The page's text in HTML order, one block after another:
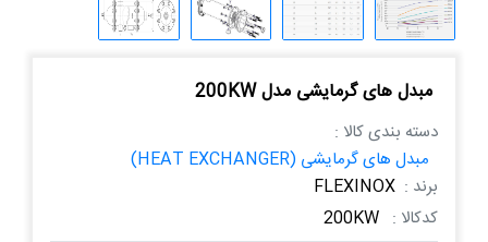
مبدل های گرمایشی مدل 200KW
دسته بندی کالا :
مبدل های گرمایشی (HEAT EXCHANGER)
برند : FLEXINOX
کدکالا : 200KW